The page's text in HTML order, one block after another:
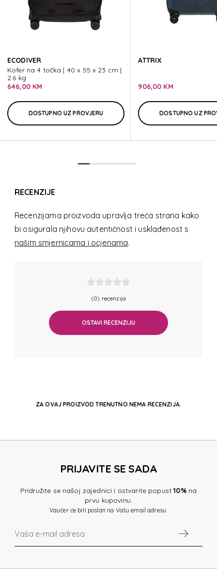
C-LITE
C-LITE
C-LITE
ECODIVER
Kofer na 4 točka | 40 x 55 x 23 cm |
2.6 kg
646,00 KM
DOSTUPNO UZ PROVJERU
ATTRIX
906,00 KM
DOSTUPNO UZ
RECENZIJE
Recenzijama proizvoda upravlja treća strana kako
bi osigurala njihovu autentičnost i usklađenost s
našim smjernicama i ocjenama.
(0) recenzija
OSTAVI RECENZIJU
ZA OVAJ PROIZVOD TRENUTNO NEMA RECENZIJA.
PRIJAVITE SE SADA
Pridružite se našoj zajednici i ostvarite popust10%na
prvu kupovinu.
Vaučer će biti poslan na Vašu email adresu.